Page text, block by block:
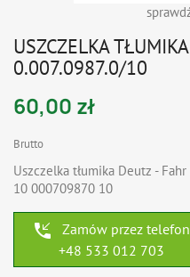
USZCZELKA
0.007.0987.0/10
60,00 zł
Brutto
Uszczelka tłumika Deutz -
10 000709870 10
phone_callback
Zamów przez telefon
+48 533 012 703